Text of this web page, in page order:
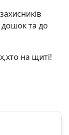
дошок та до
на щиті!